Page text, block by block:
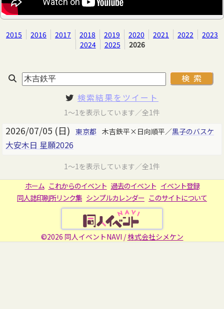
2015 2016 2017 2018 2019 2020 2021 2022
2023
2024
2025 2026
検索結果をツイート
1～1を表示しています／全1件
2026/07/05 (日) 東京都 木吉鉄平×日向順平／黒子のバスケ
大安木日 星願2026
1～1を表示しています／全1件
ホーム これからのイベント 過去のイベント イベント登録
同人誌印刷所リンク集 シンプルカレンダー このサイトについて
©2026 同人イベントNAVI /株式会社シメケン